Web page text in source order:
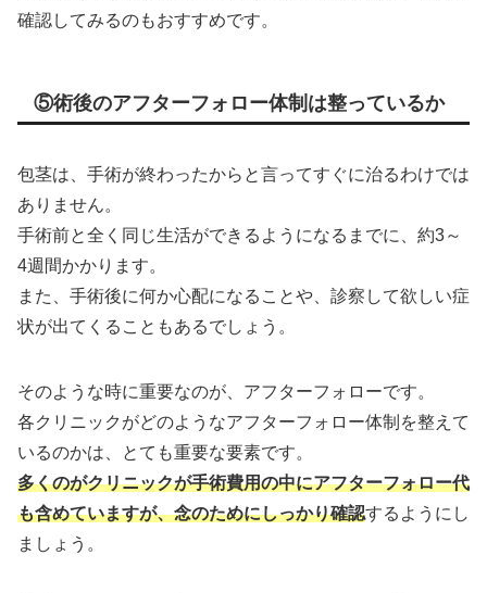
確認してみるのもおすすめです。
⑤術後のアフターフォロー体制は整っているか
包茎は、手術が終わったからと言ってすぐに治るわけでは
ありません。
手術前と全く同じ生活ができるようになるまでに、約3～
4週間かかります。
また、手術後に何か心配になることや、診察して欲しい症
状が出てくることもあるでしょう。
そのような時に重要なのが、アフターフォローです。
各クリニックがどのようなアフターフォロー体制を整えて
いるのかは、とても重要な要素です。
多くのがクリニックが手術費用の中にアフターフォロー代
も含めていますが、念のためにしっかり確認するようにし
ましょう。